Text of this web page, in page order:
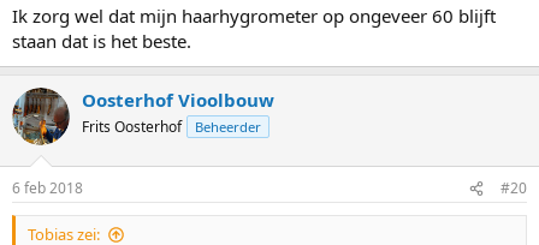
Ik zorg wel dat mijn haarhygrometer op ongeveer 60 blijft
staan dat is het beste.
Oosterhof Vioolbouw
Frits Oosterhof Beheerder
6 feb 2018 #20
Tobias zei: